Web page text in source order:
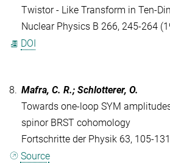
Twistor - Like Transform in Ten-
Nuclear Physics B 266, 245-264
DOI
8. Mafra, C. R.; Schlotterer, O.
Towards one-loop SYM
spinor BRST cohomology
Fortschritte der Physik 63, 105-
Source